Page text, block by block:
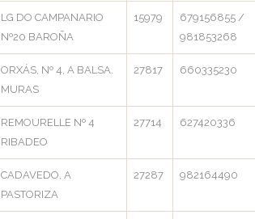
LG DO CAMPANARIO
Nº20 BAROÑA
15979
679156855 /
981853268
ORXÁS, Nº 4, A BALSA.
MURAS
27817 660335230
REMOURELLE Nº 4
RIBADEO
27714 627420336
CADAVEDO, A
PASTORIZA
27287 982164490